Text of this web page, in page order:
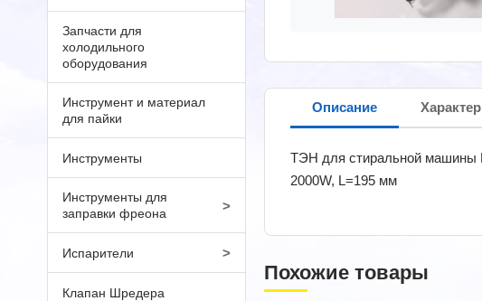
Запчасти для
холодильного
оборудования
Инструмент и материал
для пайки
Инструменты
Инструменты для
заправки фреона
>
Испарители >
Клапан Шредера
Описание
ТЭН для стиральной машины
2000W, L=195 мм
Похожие товары